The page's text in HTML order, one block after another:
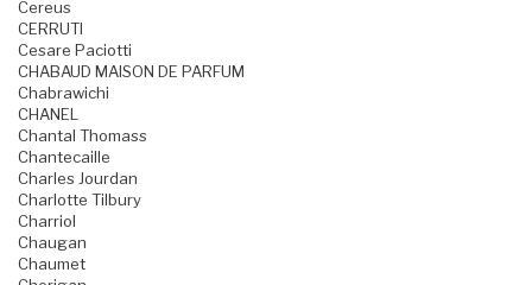
Cereus
CERRUTI
Cesare Paciotti
CHABAUD MAISON DE PARFUM
Chabrawichi
CHANEL
Chantal Thomass
Chantecaille
Charles Jourdan
Charlotte Tilbury
Charriol
Chaugan
Chaumet